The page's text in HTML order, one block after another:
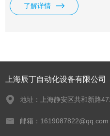
器、电容式传感器、磁性开关
了解详情
上海辰丁自动化设备有限公司
地址：上海静安区共和新路
邮箱：1619087822@qq.com